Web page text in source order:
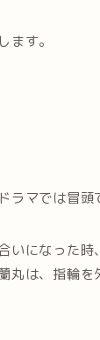
ます。
ラマでは冒頭
いになった
丸は、指輪